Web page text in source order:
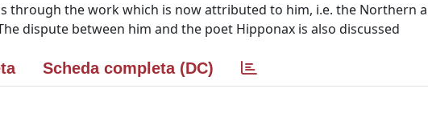
through the work which is now attributed to him, i.e. the Northern
dispute between him and the poet Hipponax is also discussed
Scheda completa (DC)